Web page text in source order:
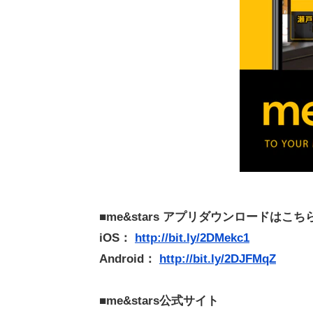
■me&stars アプリダウンロードはこち
iOS： http://bit.ly/2DMekc1
Android： http://bit.ly/2DJFMqZ
■me&stars公式サイト